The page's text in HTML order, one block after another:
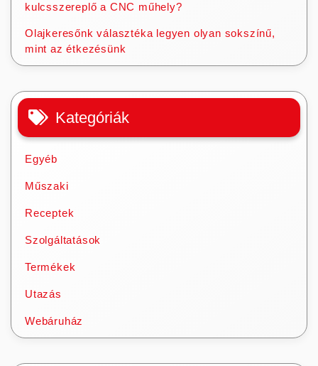
kulcsszereplő a CNC műhely?
Olajkeresőnk választéka legyen olyan sokszínű,
mint az étkezésünk
Kategóriák
Egyéb
Műszaki
Receptek
Szolgáltatások
Termékek
Utazás
Webáruház